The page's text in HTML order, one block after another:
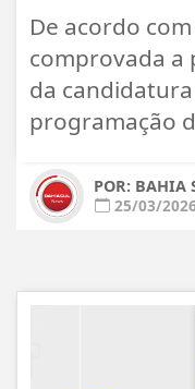
De acordo
comprovada a
da
programação
POR: BAHIA
25/03/